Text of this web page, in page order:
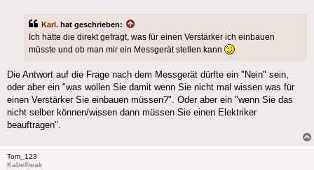
Karl. hat geschrieben:
Ich hätte die direkt gefragt, was für einen Verstärker ich einbauen
müsste und ob man mir ein Messgerät stellen kann
Die Antwort auf die Frage nach dem Messgerät dürfte ein "Nein" sein,
oder aber ein "was wollen Sie damit wenn Sie nicht mal wissen was für
einen Verstärker Sie einbauen müssen?". Oder aber ein "wenn Sie das
nicht selber können/wissen dann müssen Sie einen Elektriker
beauftragen".
Tom_123
Kabelfreak